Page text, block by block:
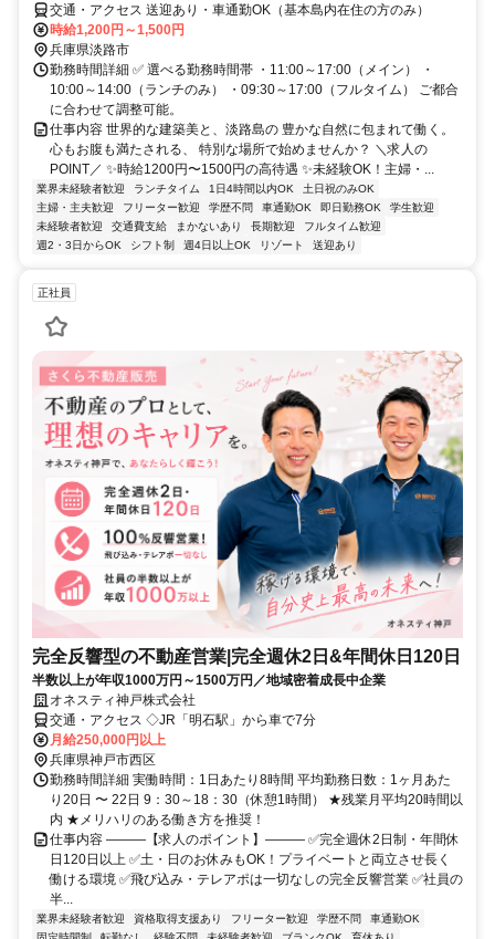
交通・アクセス 送迎あり・車通勤OK（基本島内在住の方のみ）
時給1,200円～1,500円
兵庫県淡路市
勤務時間詳細 ✅ 選べる勤務時間帯 ・11:00～17:00（メイン） ・
10:00～14:00（ランチのみ） ・09:30～17:00（フルタイム） ご都合
に合わせて調整可能。
仕事内容 世界的な建築美と、淡路島の 豊かな自然に包まれて働く。
心もお腹も満たされる、 特別な場所で始めませんか？ ＼求人の
POINT／ ✨時給1200円〜1500円の高待遇 ✨未経験OK！主婦・...
業界未経験者歓迎 ランチタイム 1日4時間以内OK
土日祝のみOK
主婦・主夫歓迎
フリーター歓迎 学歴不問 車通勤OK 即日勤務OK
学生歓迎
未経験者歓迎
交通費支給 まかないあり 長期歓迎
フルタイム歓迎
週2・3日からOK
シフト制 週4日以上OK リゾート 送迎あり
正社員
完全反響型の不動産営業|完全週休2日&年間休日120日
半数以上が年収1000万円～1500万円／地域密着成長中企業
オネスティ神戸株式会社
交通・アクセス ◇JR「明石駅」から車で7分
月給250,000円以上
兵庫県神戸市西区
勤務時間詳細 実働時間：1日あたり8時間 平均勤務日数：1ヶ月あた
り20日 〜 22日 9：30～18：30（休憩1時間） ★残業月平均20時間以
内 ★メリハリのある働き方を推奨！
仕事内容 ―――【求人のポイント】――― ✅完全週休2日制・年間休
日120日以上 ✅土・日のお休みもOK！プライベートと両立させ長く
働ける環境 ✅飛び込み・テレアポは一切なしの完全反響営業 ✅社員の
半...
業界未経験者歓迎 資格取得支援あり フリーター歓迎 学歴不問
車通勤OK